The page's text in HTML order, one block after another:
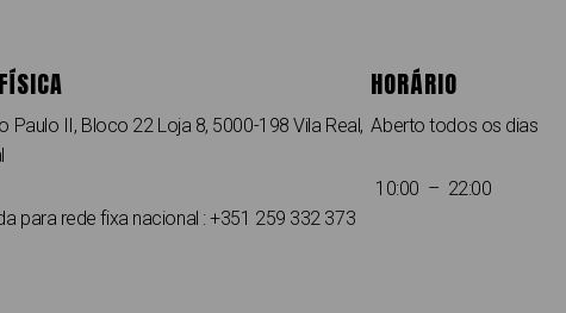
Paulo II, Bloco 22 Loja 8, 5000-198 Vila Real,
para rede fixa nacional : +351 259 332 373
HORÁRIO
Aberto todos os dias
10:00 – 22:00